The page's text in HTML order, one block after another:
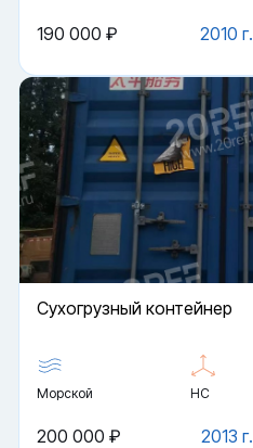
2010 г.
190 000 ₽
Cухогрузный контейнер
Морской HC
2013 г.
200 000 ₽